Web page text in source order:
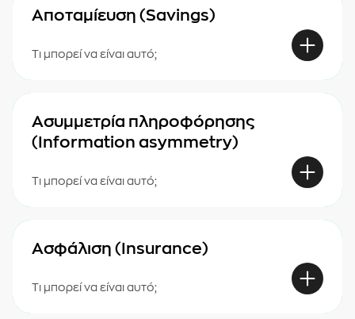
Αποταμίευση (Savings)
Τι μπορεί να είναι αυτό;
Ασυμμετρία πληροφόρησης
(Information asymmetry)
Τι μπορεί να είναι αυτό;
Ασφάλιση (Insurance)
Τι μπορεί να είναι αυτό;